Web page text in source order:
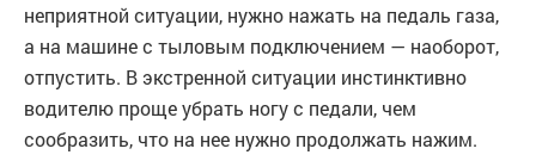
неприятной ситуации, нужно нажать на педаль газа,
а на машине с тыловым подключением — наоборот,
отпустить. В экстренной ситуации инстинктивно
водителю проще убрать ногу с педали, чем
сообразить, что на нее нужно продолжать нажим.